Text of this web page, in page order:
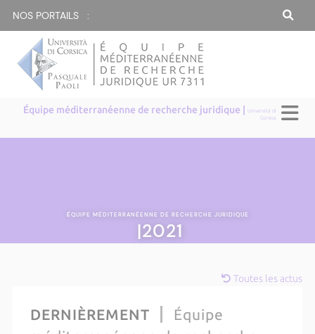
NOS PORTAILS :
Équipe méditerranéenne de recherche juridique |Università di
Corsica
ÉQUIPE MÉDITERRANÉENNE DE RECHERCHE JURIDIQUE
|2021
Toutes les actus
DERNIÈREMENT
Équipe